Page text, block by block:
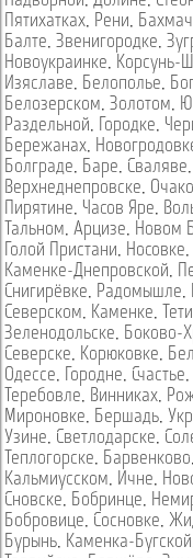
Пятихатках, Рени,
Балте, Звенигородке,
Новоукраинке, Корсунь-
Изяславе, Белополье,
Белозерском, Золотом,
Раздельной, Городке,
Бережанах,
Болграде, Баре, Сваляве,
Верхнеднепровске,
Пирятине, Часов Яре,
Тальном, Арцизе, Новом
Голой Пристани, Носовке,
Каменке-Днепровской,
Снигирёвке, Радомышле,
Северском, Каменке,
Зеленодольске, Боково-
Северске, Корюковке,
Одессе, Городне, Счастье,
Теребовле, Винниках,
Мироновке, Бершадь,
Узине, Светлодарске,
Теплогорске, Барвенково,
Кальмиусском, Ичне,
Сновске, Бобринце,
Бобровице, Сосновке,
Бурынь, Каменка-Бугской